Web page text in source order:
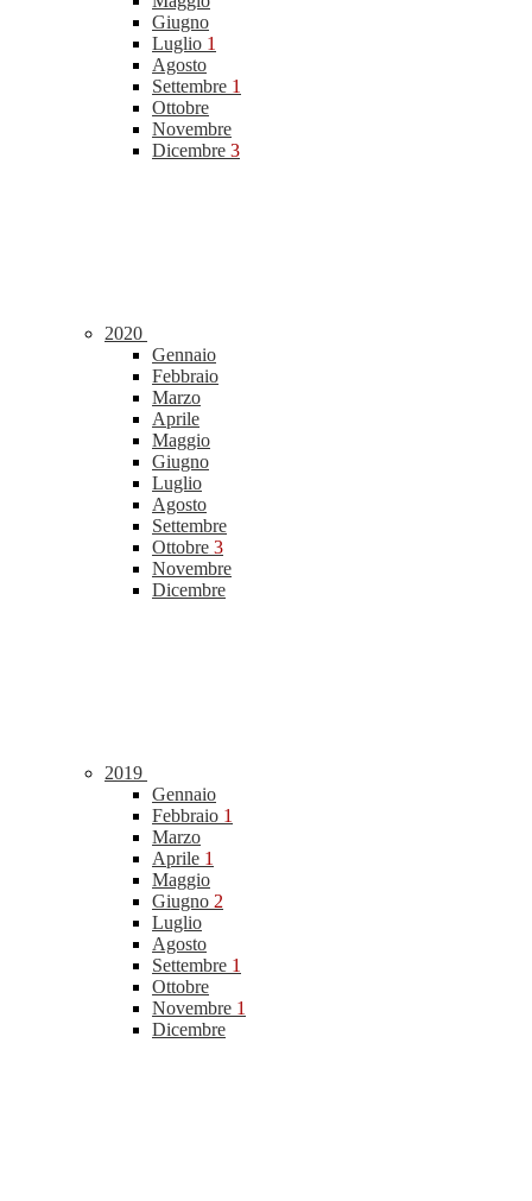
Giugno
Luglio 1
Agosto
Settembre 1
Ottobre
Novembre
Dicembre 3
2020
Gennaio
Febbraio
Marzo
Aprile
Maggio
Giugno
Luglio
Agosto
Settembre
Ottobre 3
Novembre
Dicembre
2019
Gennaio
Febbraio 1
Marzo
Aprile 1
Maggio
Giugno 2
Luglio
Agosto
Settembre 1
Ottobre
Novembre 1
Dicembre